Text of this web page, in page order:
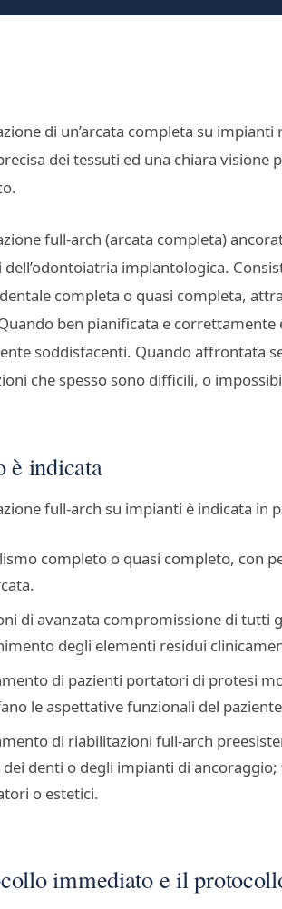
di un’arcata completa su
dei tessuti ed una chiara visione
full-arch (arcata completa)
dell’odontoiatria implantologica.
dentale completa o quasi completa,
ben pianificata e
soddisfacenti. Quando affrontata
che spesso sono difficili, o
è indicata
full-arch su impianti è indicata in
completo o quasi completo, con
di avanzata compromissione di tutti
degli elementi residui
di pazienti portatori di protesi
le aspettative funzionali del
di riabilitazioni full-arch
denti o degli impianti di
o estetici.
immediato e il